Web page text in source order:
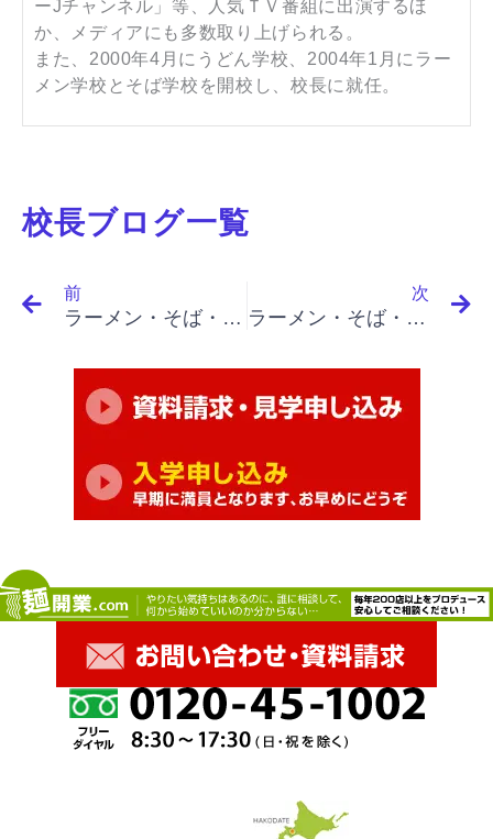
ーJチャンネル」等、人気ＴＶ番組に出演するほ
か、メディアにも多数取り上げられる。
また、2000年4月にうどん学校、2004年1月にラー
メン学校とそば学校を開校し、校長に就任。
校長ブログ一覧
前
ラーメン・そば・うどん屋開業・繁盛店を目指す｜名言集 １７－１2 ピーター・ドラッカー解説（効果が出ているか、仕事を再検討する重要性）
次
ラーメン・そば・うどん屋開業・繁盛店を目指す｜名言集 １７－１４ ピーター・ドラッカー解説（事業の成功に必要なのは決断）